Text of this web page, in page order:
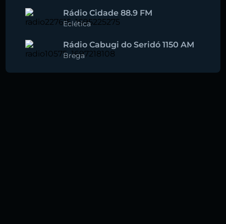
Rádio Cidade 88.9 FM
Eclética
Rádio Cabugi do Seridó 1150 AM
Brega